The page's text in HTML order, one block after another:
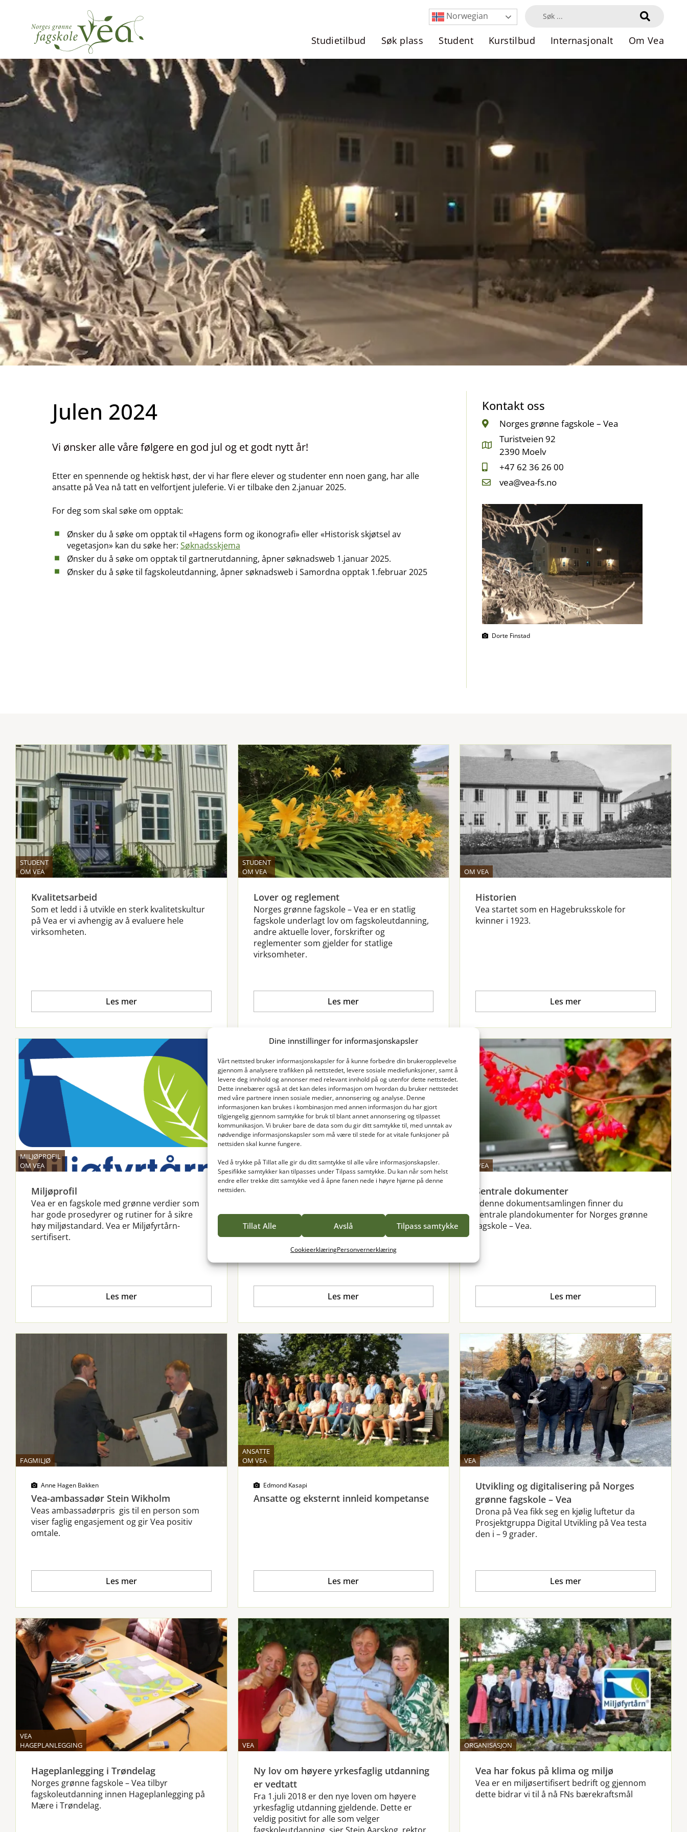
Dine innstillinger for informasjonskapsler
Vårt nettsted bruker informasjonskapsler for å kunne forbedre din brukeropplevelse
gjennom å analysere trafikken på nettstedet, levere sosiale mediefunksjoner, samt å
levere deg innhold og annonser med relevant innhold på og utenfor dette nettstedet.
Dette innebærer også at det kan deles informasjon om hvordan du bruker nettstedet
med våre partnere innen sosiale medier, annonsering og analyse. Denne
informasjonen kan brukes i kombinasjon med annen informasjon du har gjort
tilgjengelig gjennom samtykke for bruk til blant annet annonsering og tilpasset
kommunikasjon. Vi bruker bare de data som du gir ditt samtykke til, med unntak av
nødvendige informasjonskapsler som må være til stede for at vitale funksjoner på
nettsiden skal kunne fungere.
Ved å trykke på Tillat alle gir du ditt samtykke til alle våre informasjonskapsler.
Spesifikke samtykker kan tilpasses under Tilpass samtykke. Du kan når som helst
endre eller trekke ditt samtykke ved å åpne fanen nede i høyre hjørne på denne
nettsiden.
Tillat Alle Avslå Tilpass samtykke
CookieerklæringPersonvernerklæring
Norwegian
Studietilbud Søk plass Student Kurstilbud Internasjonalt Om Vea
Julen 2024
Vi ønsker alle våre følgere en god jul og et godt nytt år!
Etter en spennende og hektisk høst, der vi har flere elever og studenter enn noen gang, har alle
ansatte på Vea nå tatt en velfortjent juleferie. Vi er tilbake den 2.januar 2025.
For deg som skal søke om opptak:
Ønsker du å søke om opptak til «Hagens form og ikonografi» eller «Historisk skjøtsel av
vegetasjon» kan du søke her: Søknadsskjema
Ønsker du å søke om opptak til gartnerutdanning, åpner søknadsweb 1.januar 2025.
Ønsker du å søke til fagskoleutdanning, åpner søknadsweb i Samordna opptak 1.februar 2025
Kontakt oss
Norges grønne fagskole – Vea
Turistveien 92
2390 Moelv
+47 62 36 26 00
vea@vea-fs.no
Dorte Finstad
STUDENT
OM VEA
Kvalitetsarbeid
Som et ledd i å utvikle en sterk kvalitetskultur
på Vea er vi avhengig av å evaluere hele
virksomheten.
Les mer
STUDENT
OM VEA
Lover og reglement
Norges grønne fagskole – Vea er en statlig
fagskole underlagt lov om fagskoleutdanning,
andre aktuelle lover, forskrifter og
reglementer som gjelder for statlige
virksomheter.
Les mer
OM VEA
Historien
Vea startet som en Hagebruksskole for
kvinner i 1923.
Les mer
MILJØPROFIL
OM VEA
Miljøprofil
Vea er en fagskole med grønne verdier som
har gode prosedyrer og rutiner for å sikre
høy miljøstandard. Vea er Miljøfyrtårn-
sertifisert.
Les mer
FAGMILJØ
På Vea har vi tilbudt utdanning siden 1923.
Det betyr at vi har lang erfaring, mye
kompetanse og et sterkt fagmiljø innenfor
grønne fagområder på Vea.
Les mer
OM VEA
Sentrale dokumenter
I denne dokumentsamlingen finner du
sentrale plandokumenter for Norges grønne
fagskole – Vea.
Les mer
FAGMILJØ
Anne Hagen Bakken
Vea-ambassadør Stein Wikholm
Veas ambassadørpris gis til en person som
viser faglig engasjement og gir Vea positiv
omtale.
Les mer
ANSATTE
OM VEA
Edmond Kasapi
Ansatte og eksternt innleid kompetanse
Les mer
VEA
Utvikling og digitalisering på Norges
grønne fagskole – Vea
Drona på Vea fikk seg en kjølig luftetur da
Prosjektgruppa Digital Utvikling på Vea testa
den i – 9 grader.
Les mer
VEA
HAGEPLANLEGGING
Hageplanlegging i Trøndelag
Norges grønne fagskole – Vea tilbyr
fagskoleutdanning innen Hageplanlegging på
Mære i Trøndelag.
VEA
Ny lov om høyere yrkesfaglig utdanning
er vedtatt
Fra 1.juli 2018 er den nye loven om høyere
yrkesfaglig utdanning gjeldende. Dette er
veldig positivt for alle som velger
ORGANISASJON
Vea har fokus på klima og miljø
Vea er en miljøsertifisert bedrift og gjennom
dette bidrar vi til å nå FNs bærekraftsmål